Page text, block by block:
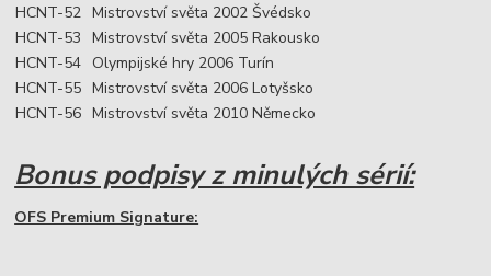
HCNT-52 Mistrovství světa 2002 Švédsko
HCNT-53 Mistrovství světa 2005 Rakousko
HCNT-54 Olympijské hry 2006 Turín
HCNT-55 Mistrovství světa 2006 Lotyšsko
HCNT-56 Mistrovství světa 2010 Německo
Bonus podpisy z minulých sérií:
OFS Premium Signature: